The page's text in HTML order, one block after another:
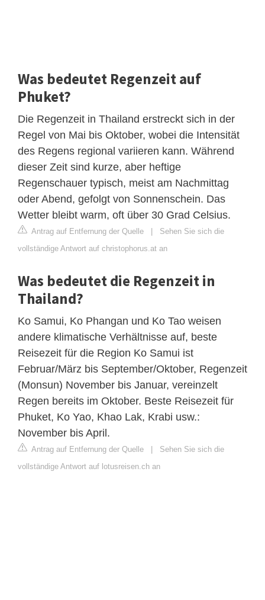
Was bedeutet Regenzeit auf
Phuket?
Die Regenzeit in Thailand erstreckt sich in der
Regel von Mai bis Oktober, wobei die Intensität
des Regens regional variieren kann. Während
dieser Zeit sind kurze, aber heftige
Regenschauer typisch, meist am Nachmittag
oder Abend, gefolgt von Sonnenschein. Das
Wetter bleibt warm, oft über 30 Grad Celsius.
Antrag auf Entfernung der Quelle
Sehen Sie sich die
vollständige Antwort auf christophorus.at an
Was bedeutet die Regenzeit in
Thailand?
Ko Samui, Ko Phangan und Ko Tao weisen
andere klimatische Verhältnisse auf, beste
Reisezeit für die Region Ko Samui ist
Februar/März bis September/Oktober, Regenzeit
(Monsun) November bis Januar, vereinzelt
Regen bereits im Oktober. Beste Reisezeit für
Phuket, Ko Yao, Khao Lak, Krabi usw.:
November bis April.
Antrag auf Entfernung der Quelle
Sehen Sie sich die
vollständige Antwort auf lotusreisen.ch an